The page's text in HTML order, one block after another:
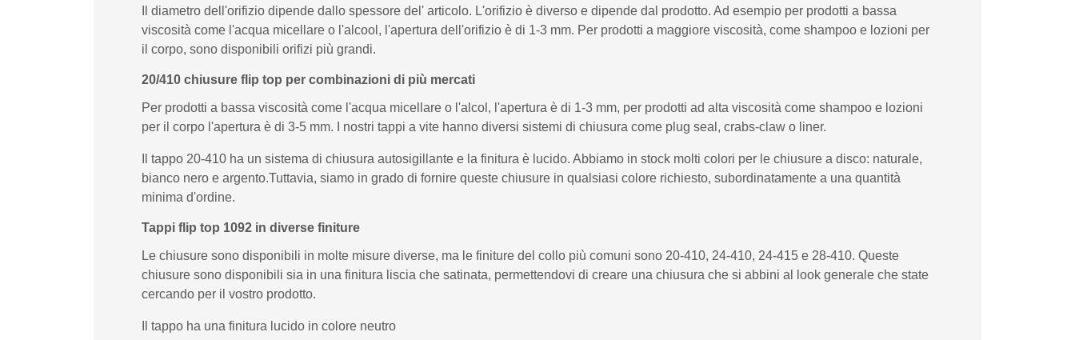
Il diametro dell'orifizio dipende dallo spessore del' articolo. L'orifizio è diverso e dipende dal prodotto. Ad esempio per prodotti a bassa
viscosità come l'acqua micellare o l'alcool, l'apertura dell'orifizio è di 1-3 mm. Per prodotti a maggiore viscosità, come shampoo e lozioni per
il corpo, sono disponibili orifizi più grandi.
20/410 chiusure flip top per combinazioni di più mercati
Per prodotti a bassa viscosità come l'acqua micellare o l'alcol, l'apertura è di 1-3 mm, per prodotti ad alta viscosità come shampoo e lozioni
per il corpo l'apertura è di 3-5 mm. I nostri tappi a vite hanno diversi sistemi di chiusura come plug seal, crabs-claw o liner.
Il tappo 20-410 ha un sistema di chiusura autosigillante e la finitura è lucido. Abbiamo in stock molti colori per le chiusure a disco: naturale,
bianco nero e argento.Tuttavia, siamo in grado di fornire queste chiusure in qualsiasi colore richiesto, subordinatamente a una quantità
minima d'ordine.
Tappi flip top 1092 in diverse finiture
Le chiusure sono disponibili in molte misure diverse, ma le finiture del collo più comuni sono 20-410, 24-410, 24-415 e 28-410. Queste
chiusure sono disponibili sia in una finitura liscia che satinata, permettendovi di creare una chiusura che si abbini al look generale che state
cercando per il vostro prodotto.
Il tappo ha una finitura lucido in colore neutro